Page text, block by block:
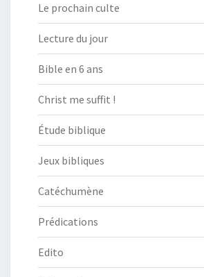
Le prochain culte
Lecture du jour
Bible en 6 ans
Christ me suffit !
Étude biblique
Jeux bibliques
Catéchumène
Prédications
Edito